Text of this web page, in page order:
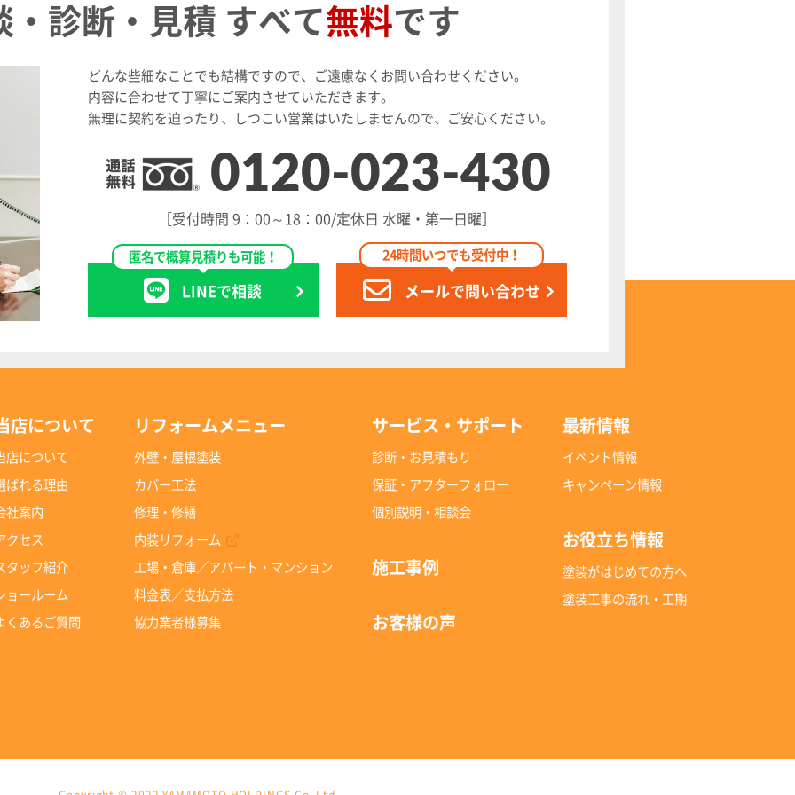
・診断・見積 すべて無料です
どんな些細なことでも結構ですので、ご遠慮なくお問い合わせください。
内容に合わせて丁寧にご案内させていただきます。
無理に契約を迫ったり、しつこい営業はいたしませんので、ご安心ください。
0120-023-430
［受付時間 9：00～18：00/定休日 水曜・第一日曜］
匿名で概算見積りも可能！
LINEで相談
24時間いつでも受付中！
メールで問い合わせ
店について
店について
ばれる理由
社案内
クセス
タッフ紹介
ョールーム
くあるご質問
リフォームメニュー
外壁・屋根塗装
カバー工法
修理・修繕
内装リフォーム
工場・倉庫／アパート・マンション
料金表／支払方法
協力業者様募集
サービス・サポート
診断・お見積もり
保証・アフターフォロー
個別説明・相談会
施工事例
お客様の声
最新情報
イベント情報
キャンペーン情報
お役立ち情報
塗装がはじめての方へ
塗装工事の流れ・工期